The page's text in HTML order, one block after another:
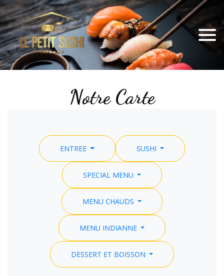
Notre Carte
ENTREE SUSHI
SPECIAL MENU
MENU CHAUDS
MENU INDIANNE
DESSERT ET BOISSON